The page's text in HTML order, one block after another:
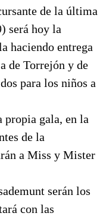
de la última
será hoy la
haciendo entrega
de Torrejón y de
para los niños a
propia gala, en la
de la
a Miss y Mister
serán los
con las